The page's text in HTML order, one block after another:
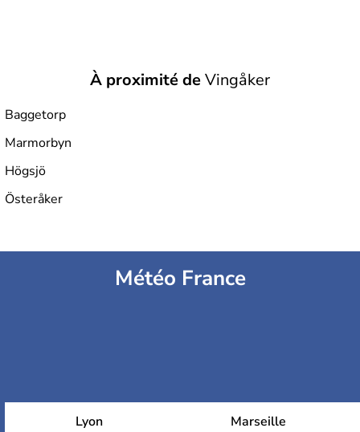
À proximité deVingåker
Baggetorp
Marmorbyn
Högsjö
Österåker
Météo France
Lyon Marseille